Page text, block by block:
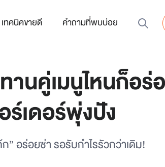
เทคนิคขายดี คำถามที่พบบ่อย
นคู่เมนูไหนก็อร่
เดอร์พุ่งปัง
อร่อยซ่า รอรับกำไรรัวกว่าเดิม!